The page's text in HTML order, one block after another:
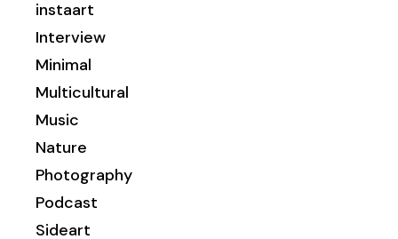
instaart
Interview
Minimal
Multicultural
Music
Nature
Photography
Podcast
Sideart